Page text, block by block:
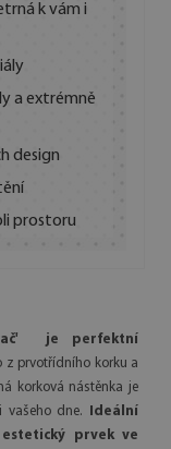
k vám i
a extrémně
design
prostoru
je perfektní
z prvotřídního korku a
korková nástěnka je
vašeho dne.
Ideální
prvek ve